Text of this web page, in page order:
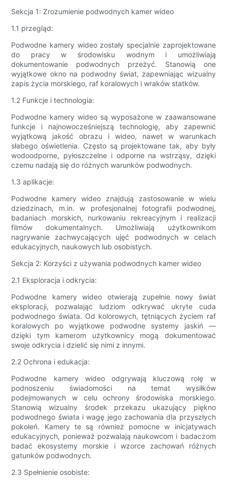
Sekcja 1: Zrozumienie podwodnych kamer wideo
1.1 przegląd:
Podwodne kamery wideo zostały specjalnie zaprojektowane
do pracy w środowisku wodnym i umożliwiają
dokumentowanie podwodnych przeżyć. Stanowią one
wyjątkowe okno na podwodny świat, zapewniając wizualny
zapis życia morskiego, raf koralowych i wraków statków.
1.2 Funkcje i technologia:
Podwodne kamery wideo są wyposażone w zaawansowane
funkcje i najnowocześniejszą technologię, aby zapewnić
wyjątkową jakość obrazu i wideo, nawet w warunkach
słabego oświetlenia. Często są projektowane tak, aby były
wodoodporne, pyłoszczelne i odporne na wstrząsy, dzięki
czemu nadają się do różnych warunków podwodnych.
1.3 aplikacje:
Podwodne kamery wideo znajdują zastosowanie w wielu
dziedzinach, m.in. w profesjonalnej fotografii podwodnej,
badaniach morskich, nurkowaniu rekreacyjnym i realizacji
filmów dokumentalnych. Umożliwiają użytkownikom
nagrywanie zachwycających ujęć podwodnych w celach
edukacyjnych, naukowych lub osobistych.
Sekcja 2: Korzyści z używania podwodnych kamer wideo
2.1 Eksploracja i odkrycia:
Podwodne kamery wideo otwierają zupełnie nowy świat
eksploracji, pozwalając ludziom odkrywać ukryte cuda
podwodnego świata. Od kolorowych, tętniących życiem raf
koralowych po wyjątkowe podwodne systemy jaskiń —
dzięki tym kamerom użytkownicy mogą dokumentować
swoje odkrycia i dzielić się nimi z innymi.
2.2 Ochrona i edukacja:
Podwodne kamery wideo odgrywają kluczową rolę w
podnoszeniu świadomości na temat wysiłków
podejmowanych w celu ochrony środowiska morskiego.
Stanowią wizualny środek przekazu ukazujący piękno
podwodnego świata i wagę jego zachowania dla przyszłych
pokoleń. Kamery te są również pomocne w inicjatywach
edukacyjnych, ponieważ pozwalają naukowcom i badaczom
badać ekosystemy morskie i wzorce zachowań różnych
gatunków podwodnych.
2.3 Spełnienie osobiste: